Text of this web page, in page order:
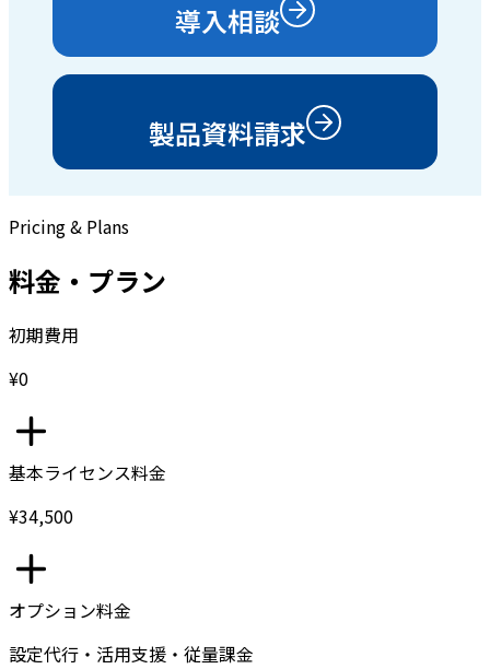
導入相談
製品資料請求
Pricing & Plans
料金・プラン
初期費用
¥0
基本ライセンス料金
¥34,500
オプション料金
設定代行・活用支援・従量課金